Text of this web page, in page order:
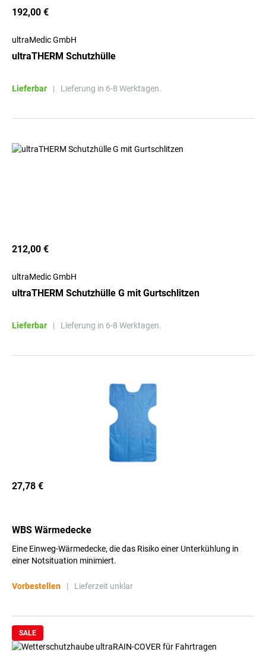
192,00 €
ultraMedic GmbH
ultraTHERM Schutzhülle
Lieferbar | Lieferung in 6-8 Werktagen.
212,00 €
ultraMedic GmbH
ultraTHERM Schutzhülle G mit Gurtschlitzen
Lieferbar | Lieferung in 6-8 Werktagen.
27,78 €
WBS Wärmedecke
Eine Einweg-Wärmedecke, die das Risiko einer Unterkühlung in
einer Notsituation minimiert.
Vorbestellen | Lieferzeit unklar
SALE